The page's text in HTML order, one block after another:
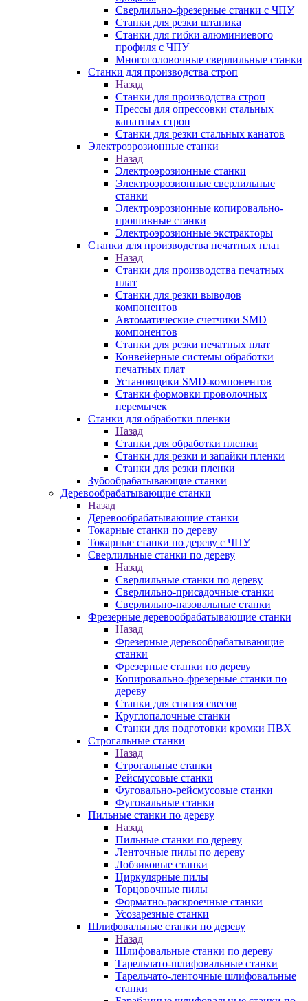
Сверлильно-фрезерные станки с ЧПУ
Станки для резки штапика
Станки для гибки алюминиевого
профиля с ЧПУ
Многоголовочные сверлильные станки
Станки для производства строп
Назад
Станки для производства строп
Прессы для опрессовки стальных
канатных строп
Станки для резки стальных канатов
Электроэрозионные станки
Назад
Электроэрозионные станки
Электроэрозионные сверлильные
станки
Электроэрозионные копировально-
прошивные станки
Электроэрозионные экстракторы
Станки для производства печатных плат
Назад
Станки для производства печатных
плат
Станки для резки выводов
компонентов
Автоматические счетчики SMD
компонентов
Станки для резки печатных плат
Конвейерные системы обработки
печатных плат
Установщики SMD-компонентов
Станки формовки проволочных
перемычек
Станки для обработки пленки
Назад
Станки для обработки пленки
Станки для резки и запайки пленки
Станки для резки пленки
Зубообрабатывающие станки
Деревообрабатывающие станки
Назад
Деревообрабатывающие станки
Токарные станки по дереву
Токарные станки по дереву с ЧПУ
Сверлильные станки по дереву
Назад
Сверлильные станки по дереву
Сверлильно-присадочные станки
Сверлильно-пазовальные станки
Фрезерные деревообрабатывающие станки
Назад
Фрезерные деревообрабатывающие
станки
Фрезерные станки по дереву
Копировально-фрезерные станки по
дереву
Станки для снятия свесов
Круглопалочные станки
Станки для подготовки кромки ПВХ
Строгальные станки
Назад
Строгальные станки
Рейсмусовые станки
Фуговально-рейсмусовые станки
Фуговальные станки
Пильные станки по дереву
Назад
Пильные станки по дереву
Ленточные пилы по дереву
Лобзиковые станки
Циркулярные пилы
Торцовочные пилы
Форматно-раскроечные станки
Усозарезные станки
Шлифовальные станки по дереву
Назад
Шлифовальные станки по дереву
Тарельчато-шлифовальные станки
Тарельчато-ленточные шлифовальные
станки